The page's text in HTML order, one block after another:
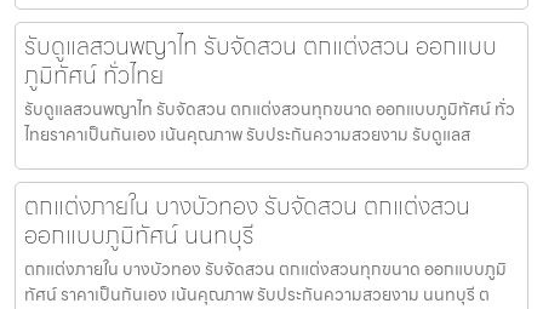
รับดูแลสวนพญาไท รับจัดสวน ตกแต่งสวน ออกแบบ
ภูมิทัศน์ ทั่วไทย
รับดูแลสวนพญาไท รับจัดสวน ตกแต่งสวนทุกขนาด ออกแบบภูมิทัศน์ ทั่ว
ไทยราคาเป็นกันเอง เน้นคุณภาพ รับประกันความสวยงาม รับดูแลส
ตกแต่งภายใน บางบัวทอง รับจัดสวน ตกแต่งสวน
ออกแบบภูมิทัศน์ นนทบุรี
ตกแต่งภายใน บางบัวทอง รับจัดสวน ตกแต่งสวนทุกขนาด ออกแบบภูมิ
ทัศน์ ราคาเป็นกันเอง เน้นคุณภาพ รับประกันความสวยงาม นนทบุรี ต